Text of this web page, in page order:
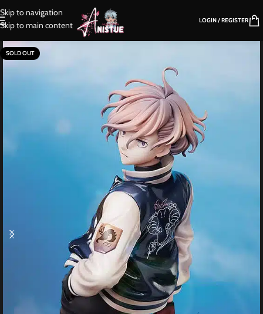
Skip to navigation
Skip to main content
LOGIN / REGISTER
SOLD OUT